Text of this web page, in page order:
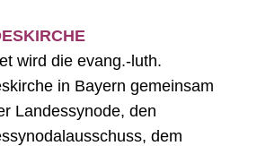
wird die evang.-luth.
in Bayern gemeinsam
Landessynode, den
dem